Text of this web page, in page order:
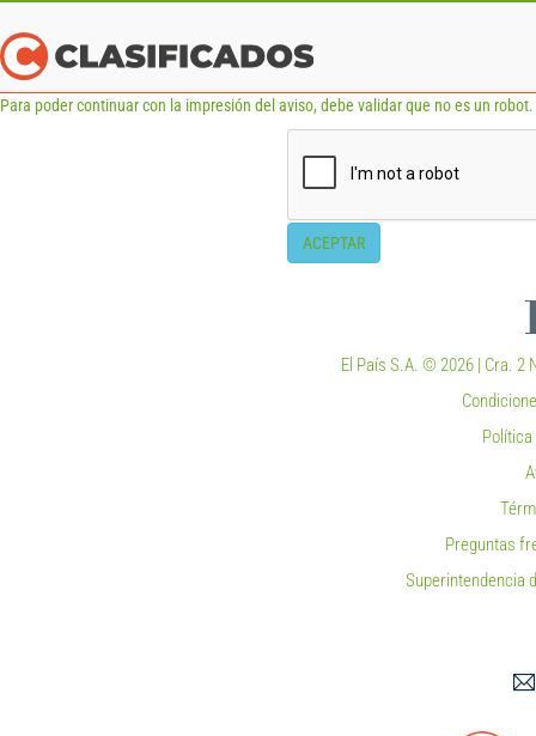
Para poder continuar con la impresión del aviso, debe validar que no es un
ACEPTAR
El País S.A. © 2026 | Cra. 2
Preguntas
Superintendencia